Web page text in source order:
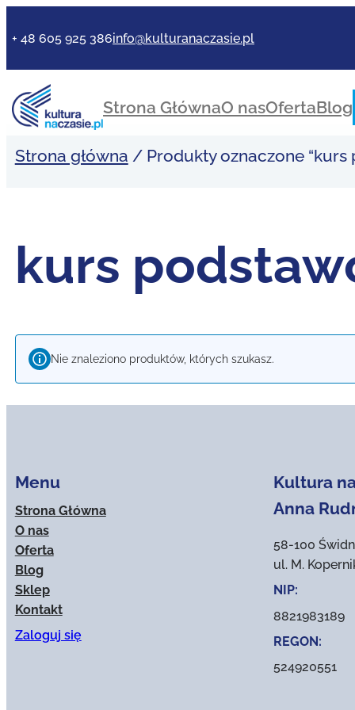
do
+ 48 605 925 386info@kulturanaczasie.pl
Strona GłównaO nasOfertaBlog
Strona główna / Produkty oznaczone “kurs
kurs
Nie znaleziono produktów, których szukasz.
Menu
Strona Główna
O nas
Oferta
Blog
Sklep
Kontakt
Zaloguj się
Kultura
Anna
58-100
ul. M.
NIP:
8821983189
REGON:
524920551